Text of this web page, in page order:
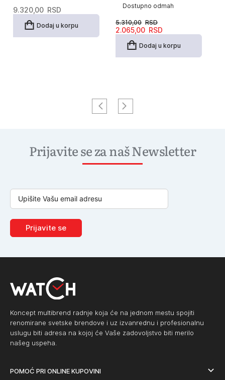
9.320,00 RSD
Dodaj u korpu
Dostupno odmah
5.310,00 RSD
Originalna
2.065,00 RSD
Trenutna
Dodaj u korpu
Prijavite se za naš Newsletter
Prijavite se
Koncept multibrend radnje koja će na jednom mestu spojiti
renomirane svetske brendove i uz izvanrednu i profesionalnu
uslugu biti adresa na kojoj će Vaše zadovoljstvo biti merilo
našeg uspeha.
POMOĆ PRI ONLINE KUPOVINI